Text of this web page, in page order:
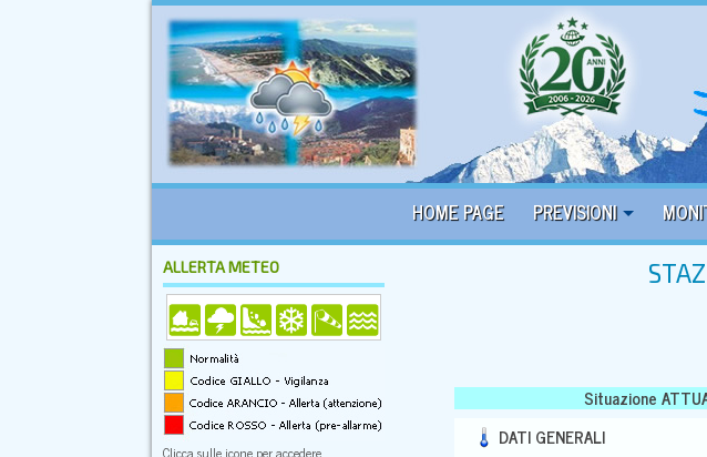
HOME PAGE PREVISIONI
ALLERTA METEO
Clicca sulle icone per accedere
Situazione
DATI GENERALI